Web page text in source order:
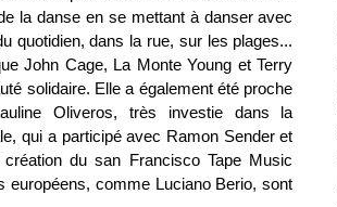
la danse en se mettant à danser avec
quotidien, dans la rue, sur les plages...
John Cage, La Monte Young et Terry
solidaire. Elle a également été proche
Oliveros, très investie dans la
qui a participé avec Ramon Sender et
du san Francisco Tape Music
européens, comme Luciano Berio, sont